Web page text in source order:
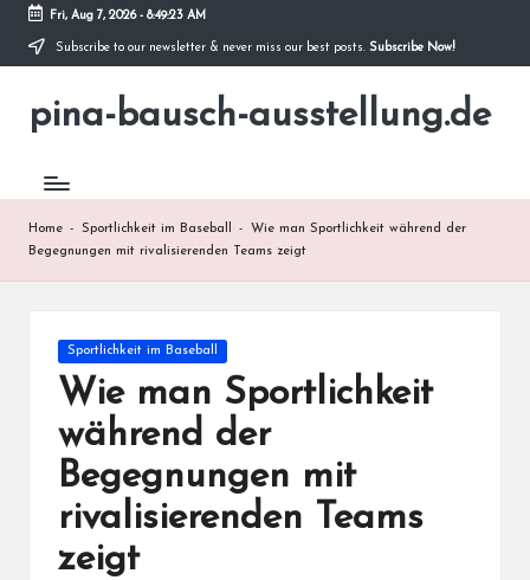
Skip
content
Fri, Aug 7, 2026- 8:49:24 AM
Subscribe to our newsletter & never miss our best posts. Subscribe Now!
pina-bausch-ausstellung.de
Home - Sportlichkeit im Baseball -
Wie man Sportlichkeit während der
Begegnungen mit rivalisierenden Teams zeigt
Posted
in
Sportlichkeit im Baseball
Wie man Sportlichkeit
während der
Begegnungen mit
rivalisierenden Teams
zeigt